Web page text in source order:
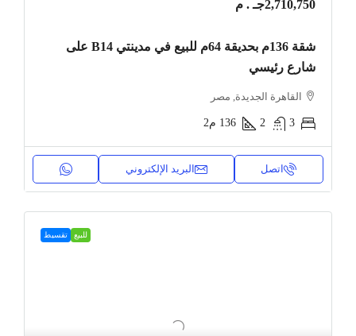
2,710,750جـ . م
شقة 136م بحديقة 64م للبيع في مدينتي B14 على
شارع رئيسي
القاهرة الجديدة, مصر
3
2
136 م2
اتصل البريد الإلكتروني
للبيع تقسيط